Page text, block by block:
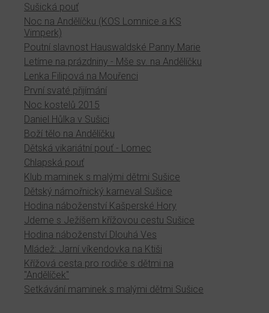
Sušická pouť
Noc na Andělíčku (KOS Lomnice a KS
Vimperk)
Poutní slavnost Hauswaldské Panny Marie
Letíme na prázdniny - Mše sv. na Andělíčku
Lenka Filipová na Mouřenci
První svaté přijímání
Noc kostelů 2015
Daniel Hůlka v Sušici
Boží tělo na Andělíčku
Dětská vikariátní pouť - Lomec
Chlapská pouť
Klub maminek s malými dětmi Sušice
Dětský námořnický karneval Sušice
Hodina náboženství Kašperské Hory
Jdeme s Ježíšem křížovou cestu Sušice
Hodina náboženství Dlouhá Ves
Mládež: Jarní víkendovka na Ktiši
Křížová cesta pro rodiče s dětmi na
"Andělíček"
Setkávání maminek s malými dětmi Sušice